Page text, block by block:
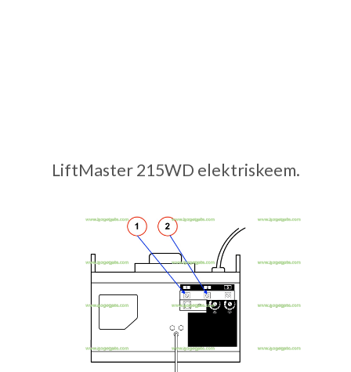
LiftMaster 215WD elektriskeem.